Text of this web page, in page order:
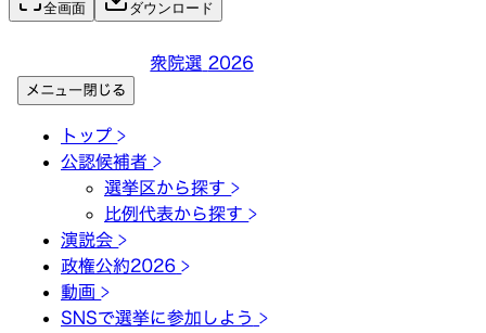
全画面 ダウンロード